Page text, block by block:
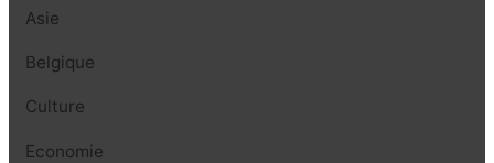
Asie
Belgique
Culture
Economie